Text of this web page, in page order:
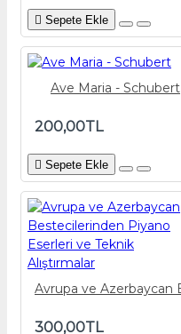
Sepete Ekle
Ave Maria - Schubert
200,00TL
Sepete Ekle
300,00TL